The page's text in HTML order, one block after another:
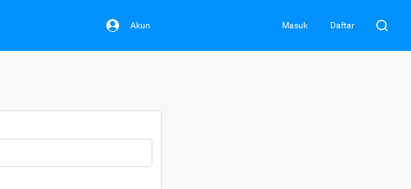
Akun Masuk Daftar